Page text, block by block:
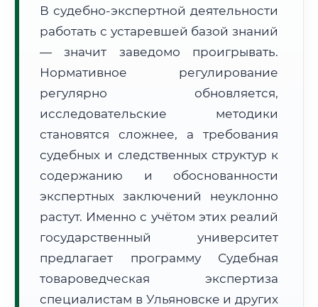
Формат учебы:
Дистанционно
🗺️ Зона обслуживания: г. Ульяновск
Расчет логистики оригиналов:
• Маршрут транзита: ~2 199 км
• Экспресс-доставка СДЭК / Почтой:
3–5 рабочих дней
📜 Документы и аккредитация ФИС ФРДО
🔍Нажмите на документ для увеличения и просмотра
В судебно-экспертной деятельности
работать с устаревшей базой знаний
— значит заведомо проигрывать.
Нормативное регулирование
регулярно обновляется,
исследовательские методики
становятся сложнее, а требования
судебных и следственных структур к
содержанию и обоснованности
экспертных заключений неуклонно
растут. Именно с учётом этих реалий
государственный университет
предлагает программу Судебная
товароведческая экспертиза
специалистам в Ульяновске и других